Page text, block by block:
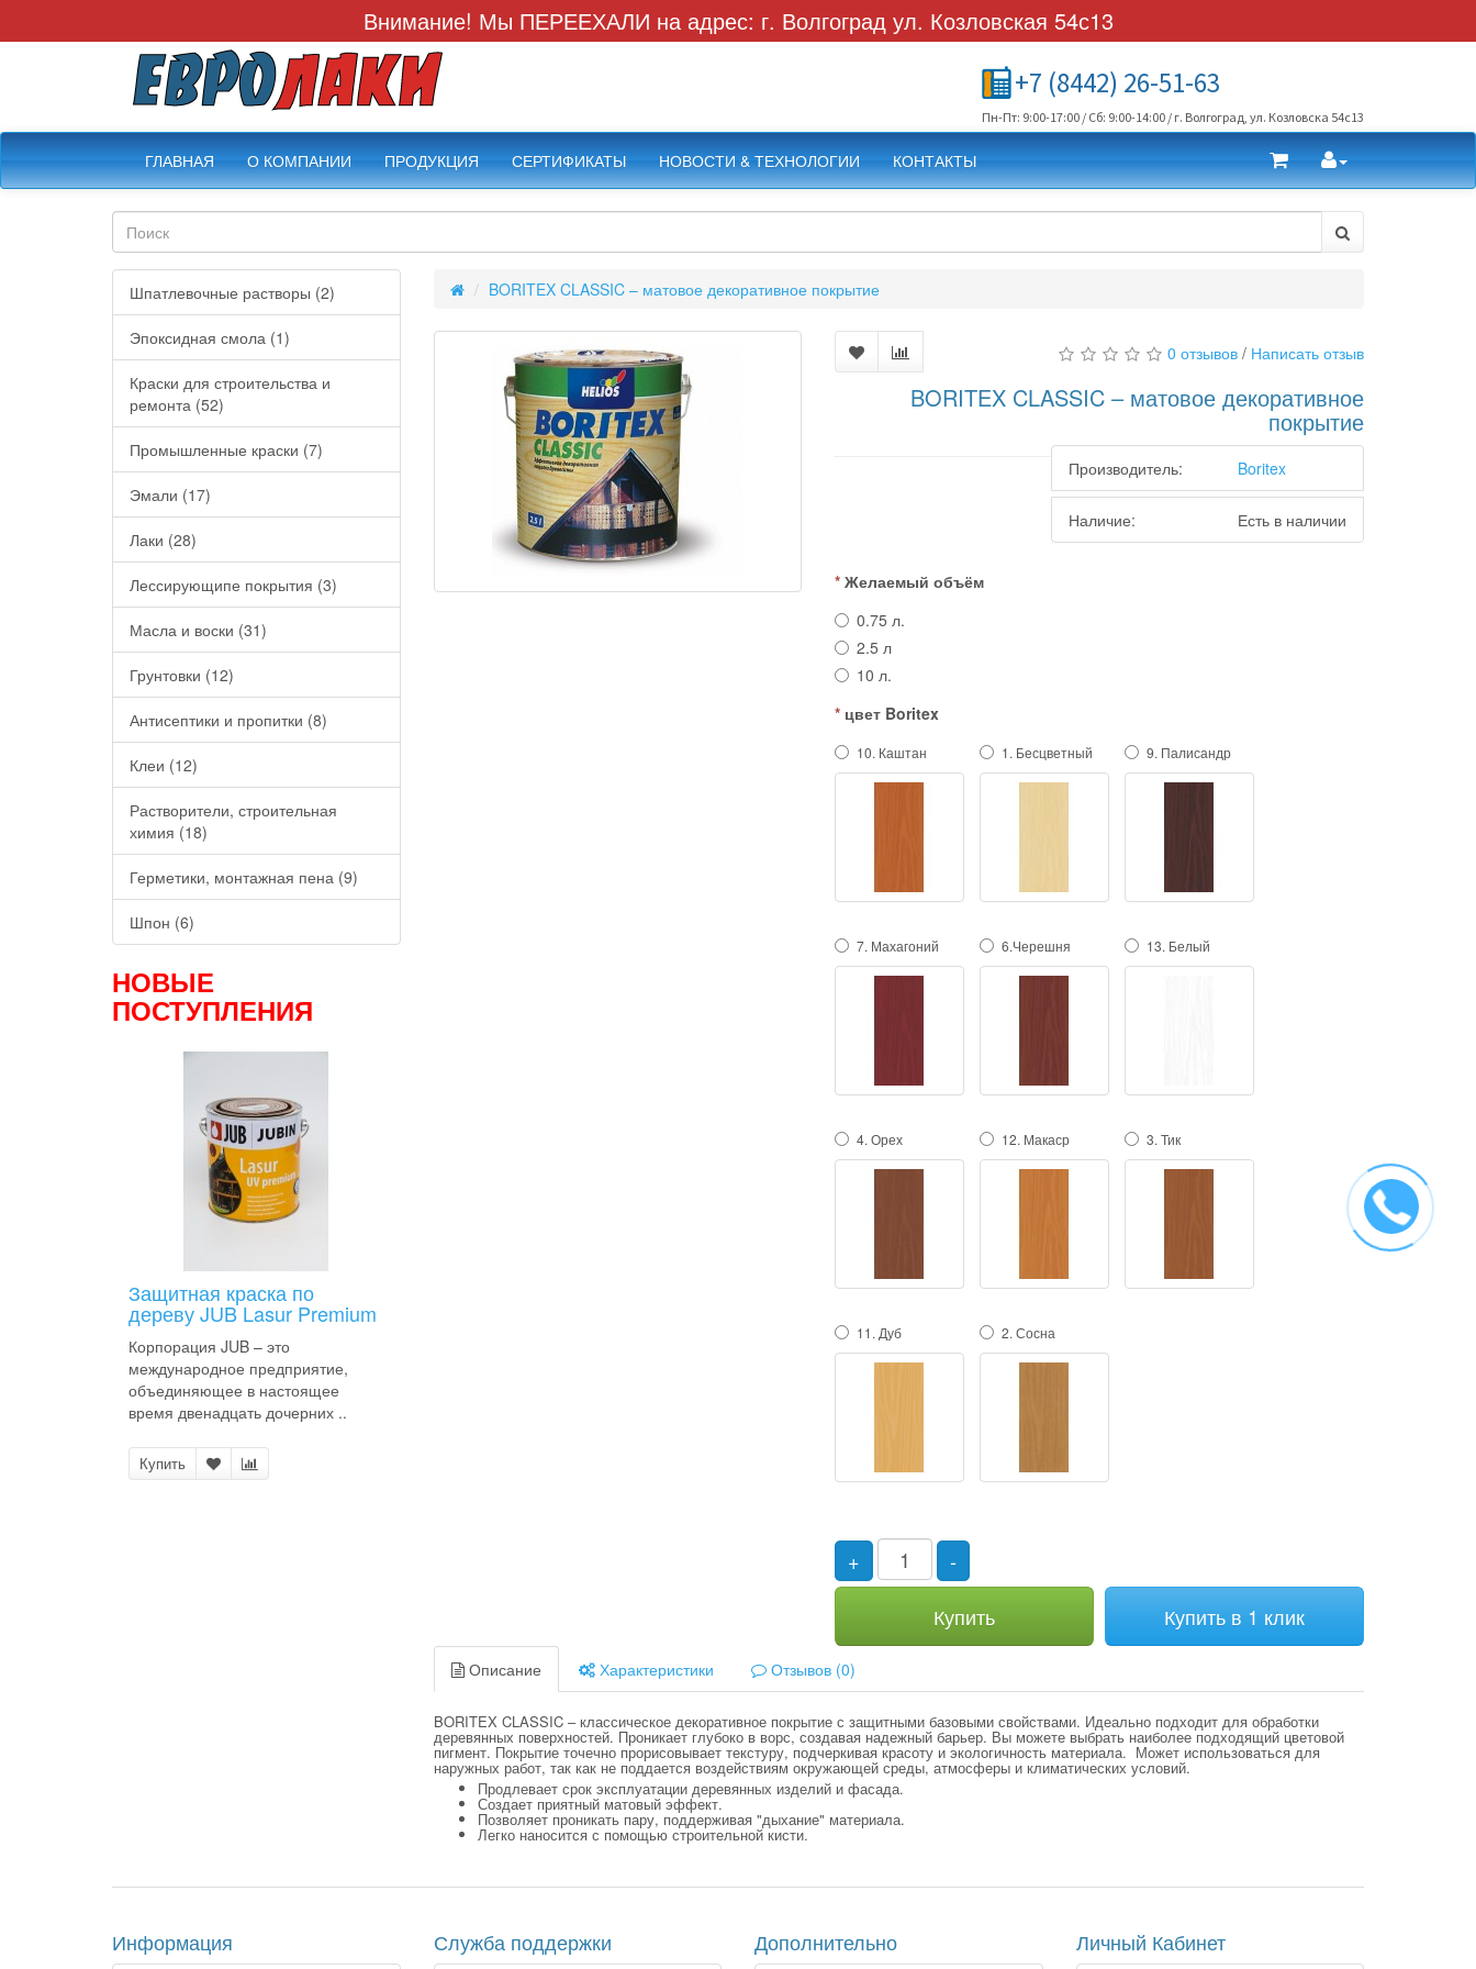
Внимание! Мы ПЕРЕЕХАЛИ на адрес: г. Волгоград ул. Козловская 54с13
+7 (8442) 26-51-63
Пн-Пт: 9:00-17:00 / Сб: 9:00-14:00 / г. Волгоград, ул. Козловска 54с13
ГЛАВНАЯ О КОМПАНИИ ПРОДУКЦИЯ СЕРТИФИКАТЫ НОВОСТИ & ТЕХНОЛОГИИ КОНТАКТЫ
Шпатлевочные растворы (2)
Эпоксидная смола (1)
Краски для строительства и
ремонта (52)
Промышленные краски (7)
Эмали (17)
Лаки (28)
Лессирующипе покрытия (3)
Масла и воски (31)
Грунтовки (12)
Антисептики и пропитки (8)
Клеи (12)
Растворители, строительная
химия (18)
Герметики, монтажная пена (9)
Шпон (6)
НОВЫЕ
ПОСТУПЛЕНИЯ
Защитная краска по
дереву JUB Lasur Premium
Корпорация JUB – это
международное предприятие,
объединяющее в настоящее
время двенадцать дочерних ..
Купить
BORITEX CLASSIC – матовое декоративное покрытие
0 отзывов / Написать отзыв
BORITEX CLASSIC – матовое декоративное
покрытие
Производитель: Boritex
Наличие: Есть в наличии
Желаемый объём
0.75 л.
2.5 л
10 л.
цвет Boritex
10. Каштан 1. Бесцветный 9. Палисандр
7. Махагоний 6.Черешня 13. Белый
4. Орех 12. Макаср 3. Тик
11. Дуб 2. Сосна
+
-
Купить
Купить в 1 клик
Описание Характеристики Отзывов (0)
BORITEX CLASSIC – классическое декоративное покрытие с защитными базовыми свойствами. Идеально подходит для обработки
деревянных поверхностей. Проникает глубоко в ворс, создавая надежный барьер. Вы можете выбрать наиболее подходящий цветовой
пигмент. Покрытие точечно прорисовывает текстуру, подчеркивая красоту и экологичность материала. Может использоваться для
наружных работ, так как не поддается воздействиям окружающей среды, атмосферы и климатических условий.
Продлевает срок эксплуатации деревянных изделий и фасада.
Создает приятный матовый эффект.
Позволяет проникать пару, поддерживая "дыхание" материала.
Легко наносится с помощью строительной кисти.
Информация Служба поддержки Дополнительно Личный Кабинет